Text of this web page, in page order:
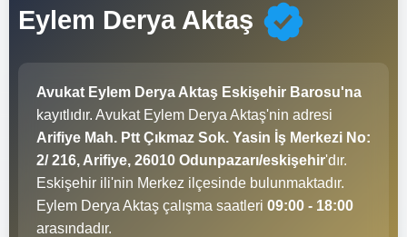
Eylem Derya Aktaş
Avukat Eylem Derya Aktaş Eskişehir Barosu'na
kayıtlıdır. Avukat Eylem Derya Aktaş'nin adresi
Arifiye Mah. Ptt Çıkmaz Sok. Yasin İş Merkezi No:
2/ 216, Arifiye, 26010 Odunpazarı/eskişehir'dır.
Eskişehir ili'nin Merkez ilçesinde bulunmaktadır.
Eylem Derya Aktaş çalışma saatleri 09:00 - 18:00
arasındadır.